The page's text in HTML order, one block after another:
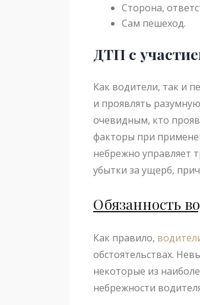
Сторона,
Сам пешеход.
ДТП с
Как водители, так и
и проявлять
очевидным, кто
факторы при
небрежно управляет
убытки за ущерб,
Обязанность
Как правило,
обстоятельствах.
некоторые из
небрежности